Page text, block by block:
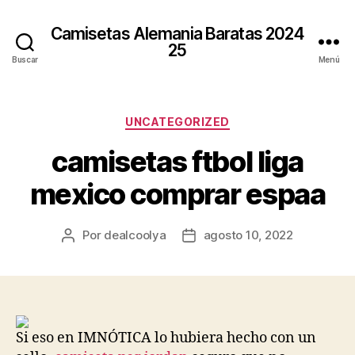
Buscar
Camisetas Alemania Baratas 2024
25
Menú
Categorías
UNCATEGORIZED
camisetas ftbol liga
mexico comprar espaa
Autor
Por dealcoolya
Fechaagosto 10, 2022
Si eso en IMNÓTICA lo hubiera hecho con un